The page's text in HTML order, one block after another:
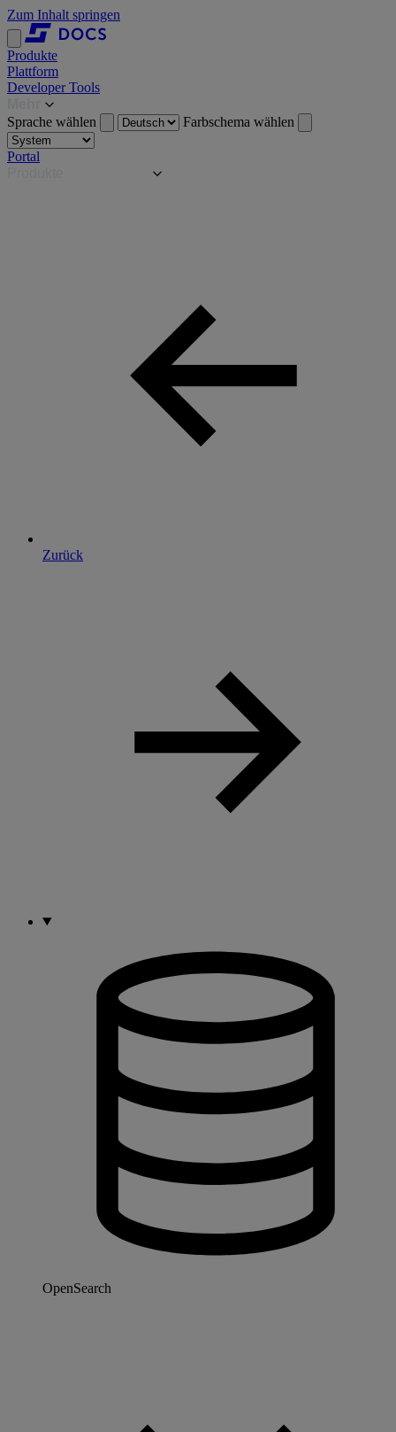
Zum Inhalt springen
Produkte
Plattform
Developer Tools
Sprache wählen
Farbschema wählen
Portal
Zurück
OpenSearch